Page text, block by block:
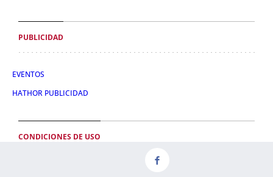
PUBLICIDAD
EVENTOS
HATHOR PUBLICIDAD
CONDICIONES DE USO